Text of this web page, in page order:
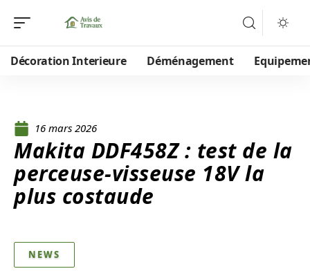
Décoration Interieure Déménagement
16 mars 2026
Makita DDF458Z : test de la
perceuse-visseuse 18V la
plus costaude
NEWS